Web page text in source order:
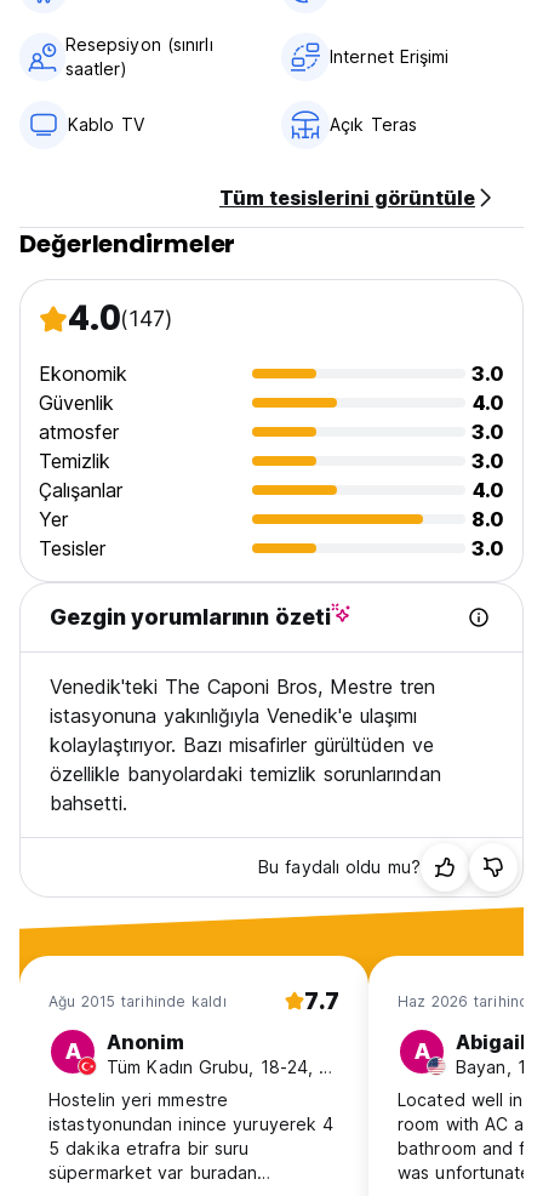
Resepsiyon (sınırlı
saatler)
Internet Erişimi
Kablo TV Açık Teras
Tüm tesislerini görüntüle
Değerlendirmeler
4.0(147)
Ekonomik
3.0
Güvenlik
4.0
atmosfer
3.0
Temizlik
3.0
Çalışanlar
4.0
Yer
8.0
Tesisler
3.0
Gezgin yorumlarının özeti
Venedik'teki The Caponi Bros, Mestre tren
istasyonuna yakınlığıyla Venedik'e ulaşımı
kolaylaştırıyor. Bazı misafirler gürültüden ve
özellikle banyolardaki temizlik sorunlarından
bahsetti.
Bu faydalı oldu mu?
Ağu 2015 tarihinde kaldı 7.7
A Anonim
Tüm Kadın Grubu, 18-24, Türkiye
Hostelin yeri mmestre
istastyonundan inince yuruyerek 4
5 dakika etrafra bir suru
süpermarket var buradan
Haz 2026 tarihinde
A Abigail
Bayan,
Located well in
room with AC
bathroom and
was